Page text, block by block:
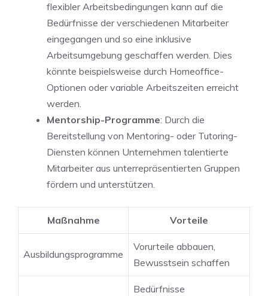
flexibler Arbeitsbedingungen kann auf die
Bedürfnisse⁤ der verschiedenen‍ Mitarbeiter
eingegangen und so eine inklusive
Arbeitsumgebung geschaffen werden. Dies‍
könnte beispielsweise durch Homeoffice-
Optionen oder ‍variable Arbeitszeiten​ erreicht⁣
werden.
Mentorship-Programme: Durch ‍die
Bereitstellung von Mentoring- oder Tutoring-
Diensten können Unternehmen talentierte
‍Mitarbeiter aus unterrepräsentierten⁤ Gruppen
fördern und unterstützen.
Maßnahme Vorteile
Ausbildungsprogramme
Vorurteile abbauen,
Bewusstsein schaffen
Bedürfnisse